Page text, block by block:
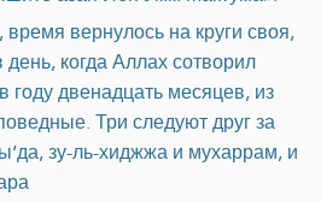
вернулось на круги своя,
когда Аллах сотворил
году двенадцать месяцев, из
Три следуют друг за
зу-ль-хиджжа и мухаррам, и